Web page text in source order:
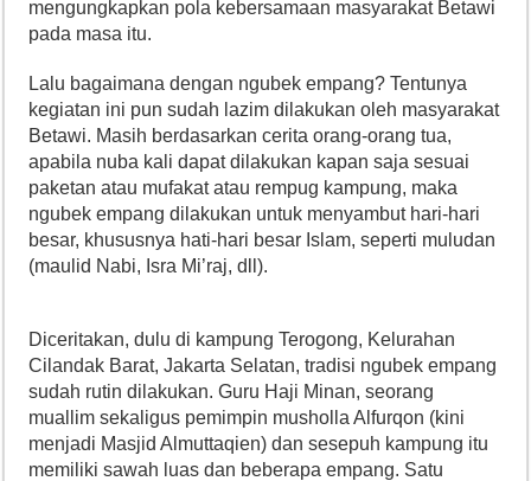
mengungkapkan pola kebersamaan masyarakat Betawi
pada masa itu.
Lalu bagaimana dengan ngubek empang? Tentunya
kegiatan ini pun sudah lazim dilakukan oleh masyarakat
Betawi. Masih berdasarkan cerita orang-orang tua,
apabila nuba kali dapat dilakukan kapan saja sesuai
paketan atau mufakat atau rempug kampung, maka
ngubek empang dilakukan untuk menyambut hari-hari
besar, khususnya hati-hari besar Islam, seperti muludan
(maulid Nabi, Isra Mi’raj, dll).
Diceritakan, dulu di kampung Terogong, Kelurahan
Cilandak Barat, Jakarta Selatan, tradisi ngubek empang
sudah rutin dilakukan. Guru Haji Minan, seorang
muallim sekaligus pemimpin musholla Alfurqon (kini
menjadi Masjid Almuttaqien) dan sesepuh kampung itu
memiliki sawah luas dan beberapa empang. Satu